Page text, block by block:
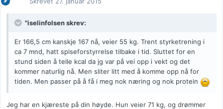
"iselinfolsen skrev:
Er 166,5 cm kanskje 167 nå, veier 55 kg. Trent styrketrening i
ca 7 mnd, hatt spiseforstyrrelse tilbake i tid. Sluttet for en
stund siden å telle kcal da jg var på vei opp i vekt og det
kommer naturlig nå. Men sliter litt med å komme opp nå for
tiden. Men passer på å få i meg nok næring og nok protein
Jeg har en kjæreste på din høyde. Hun veier 71 kg, og drømmer